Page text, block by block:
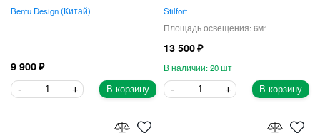
Bentu Design Китай
9 900
В корзину
Stilfort
6
13 500
20
В корзину